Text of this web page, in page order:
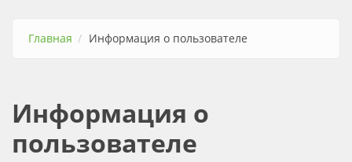
Главная Информация о пользователе
Информация о
пользователе